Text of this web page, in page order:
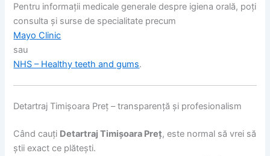
Pentru informații medicale generale despre igiena orală, poți
consulta și surse de specialitate precum
Mayo Clinic
sau
NHS – Healthy teeth and gums.
Detartraj Timișoara Preț – transparență și profesionalism
Când cauți Detartraj Timișoara Preț, este normal să vrei să
știi exact ce plătești.